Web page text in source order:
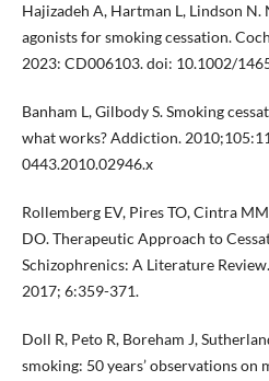
Hajizadeh A, Hartman L, Lindson
agonists for smoking cessation.
2023: CD006103. doi: 10.1002/
Banham L, Gilbody S. Smoking
what works? Addiction.
0443.2010.02946.x
Rollemberg EV, Pires TO, Cintra
DO. Therapeutic Approach to
Schizophrenics: A Literature
2017; 6:359-371.
Doll R, Peto R, Boreham J,
smoking: 50 years’ observations on